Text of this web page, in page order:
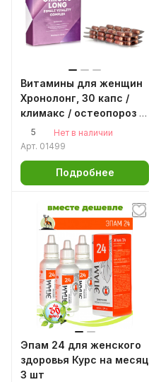
Витамины для женщин
Хронолонг, 30 капс /
климакс / остеопороз /
хронолонг сибирское
здоровье
5
Нет в наличии
Арт. 01499
Подробнее
Эпам 24 для женского
здоровья Курс на месяц
3 шт